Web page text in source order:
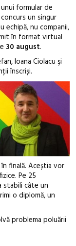
formular de
un singur
echipă, nu companii,
în format virtual
30 august.
Ioana Ciolacu şi
înscriși.
finală. Aceștia vor
Pe 25
stabili câte un
o diplomă, un
problema poluării